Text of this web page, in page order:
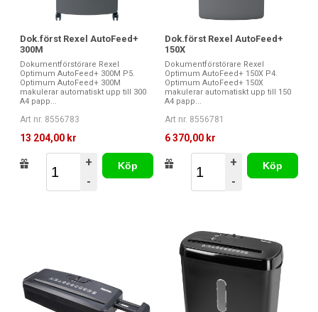
Dok.först Rexel AutoFeed+
300M
Dokumentförstörare Rexel
Optimum AutoFeed+ 300M P5.
Optimum AutoFeed+ 300M
makulerar automatiskt upp till 300
A4 papp...
Art nr. 8556783
13 204,00 kr
+
-
Köp
Dok.först Rexel AutoFeed+
150X
Dokumentförstörare Rexel
Optimum AutoFeed+ 150X P4.
Optimum AutoFeed+ 150X
makulerar automatiskt upp till 150
A4 papp...
Art nr. 8556781
6 370,00 kr
+
-
Köp